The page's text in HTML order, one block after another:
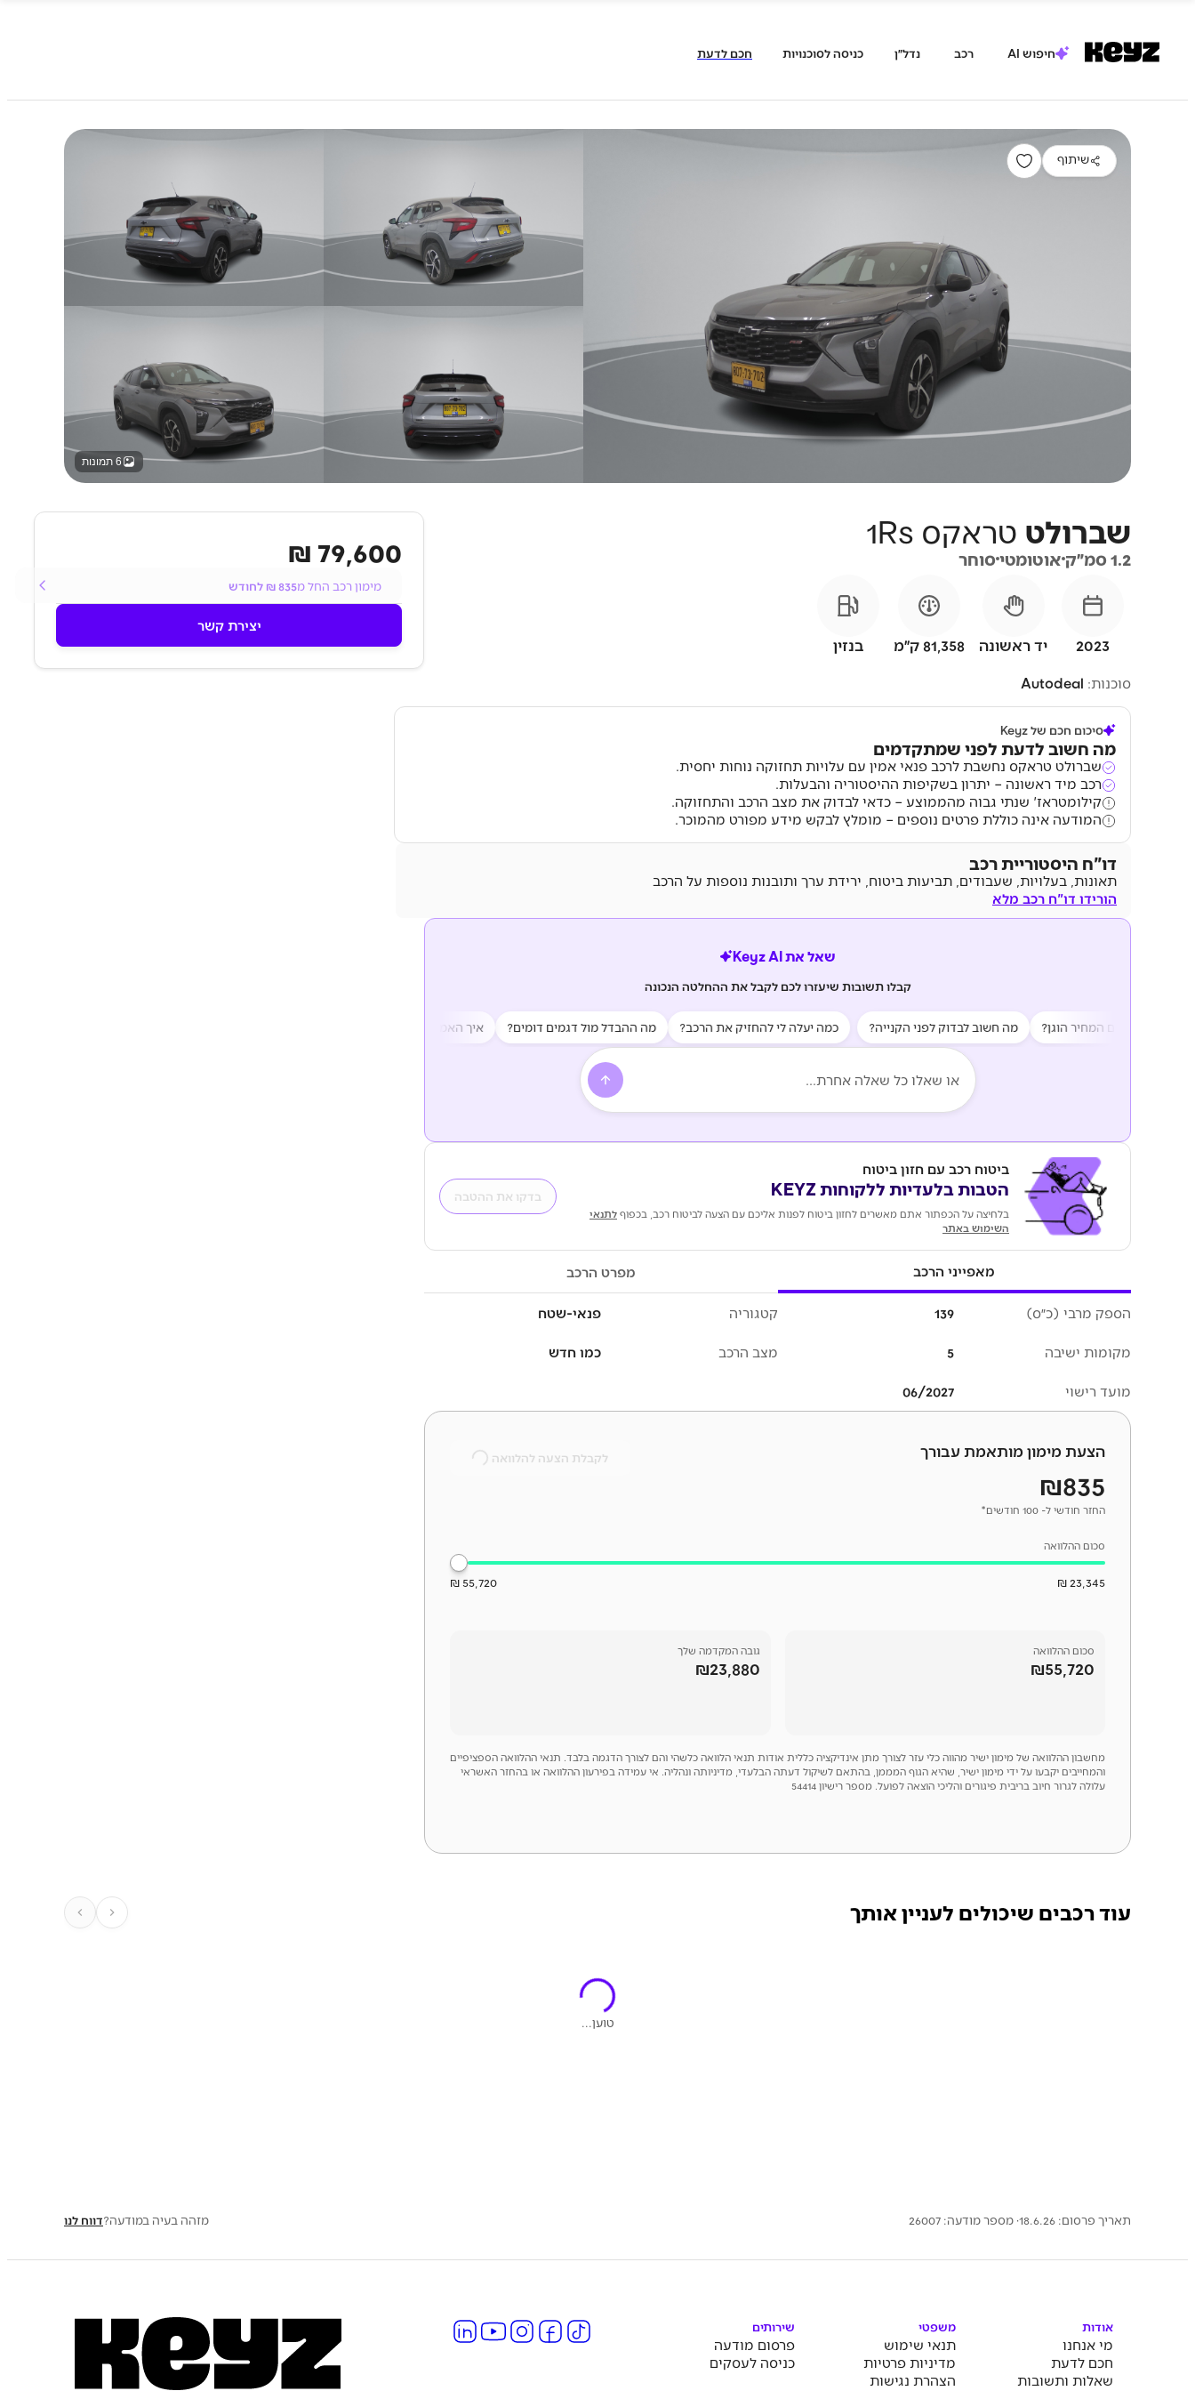
חיפוש AI רכב נדל״ן כניסה לסוכנויות חכם לדעת
6 תמונות
שיתוף
שברולט טראקס
1.2 סמ״ק אוטומטי סוחר
2023 יד ראשונה 81,358 ק״מ בנזין
סוכנות: Autodeal
סיכום חכם של Keyz
מה חשוב לדעת לפני שמתקדמים
שברולט טראקס נחשבת לרכב פנאי אמין עם עלויות תחזוקה נוחות יחסית.
רכב מיד ראשונה – יתרון בשקיפות ההיסטוריה והבעלות.
קילומטראז' שנתי גבוה מהממוצע – כדאי לבדוק את מצב הרכב והתחזוקה.
המודעה אינה כוללת פרטים נוספים – מומלץ לבקש מידע מפורט מהמוכר.
דו"ח היסטוריית רכב
תאונות, בעלויות, שעבודים, תביעות ביטוח, ירידת ערך ותובנות נוספות על הרכב
הורידו דו"ח רכב מלא
שאל את Keyz AI
קבלו תשובות שיעזרו לכם לקבל את ההחלטה הנכונה
האם המחיר הוגן? מה חשוב לבדוק לפני הקנייה? כמה יעלה לי להחזיק את הרכב? מה ההבדל מול דגמים דומים? איך האמינות של הרכב?
ביטוח רכב עם חזון ביטוח
הטבות בלעדיות ללקוחות KEYZ בדקו את ההטבה
בלחיצה על הכפתור אתם מאשרים לחזון ביטוח לפנות אליכם עם הצעה לביטוח רכב, בכפוף לתנאי
השימוש באתר
מאפייני הרכב מפרט הרכב
הספק מרבי (כ״ס) 139
מקומות ישיבה 5
מועד רישוי 06/2027
קטגוריה פנאי-שטח
מצב הרכב כמו חדש
הצעת מימון מותאמת עבורך
₪835
החזר חודשי ל- 100 חודשים*
סכום ההלוואה
23,345 ₪
55,720 ₪
סכום ההלוואה
₪55,720
גובה המקדמה שלך
₪23,880
לקבלת הצעה להלוואה
מחשבון ההלוואה של מימון ישיר מהווה כלי עזר לצורך מתן אינדיקציה כללית אודות תנאי הלוואה כלשהי והם לצורך הדגמה בלבד. תנאי ההלוואה הספציפיים
והמחייבים יקבעו על ידי מימון ישיר, שהיא הגוף המממן, בהתאם לשיקול דעתה הבלעדי, מדיניותה ונהליה. אי עמידה בפירעון ההלוואה או בהחזר האשראי
עלולה לגרור חיוב בריבית פיגורים והליכי הוצאה לפועל. מספר רישיון 54414
79,600 ₪
מימון רכב החל מ835₪ לחודש
יצירת קשר
עוד רכבים שיכולים לעניין אותך
טוען...
תאריך פרסום: 18.6.26 · מספר מודעה: 26007 מזהה בעיה במודעה?דווח לנו
אודות
מי אנחנו
חכם לדעת
שאלות ותשובות
משפטי
תנאי שימוש
מדיניות פרטיות
הצהרת נגישות
שירותים
פרסום מודעה
כניסה לעסקים